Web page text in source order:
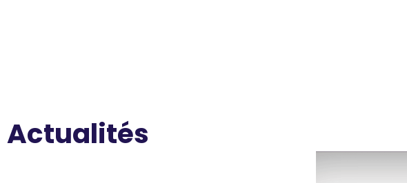
Actualités